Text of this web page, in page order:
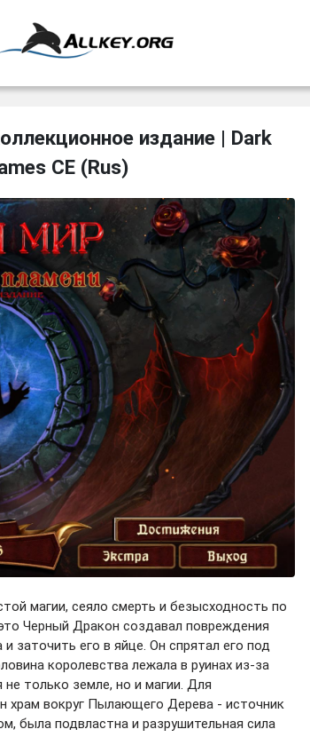
издание | Dark
CE (Rus)
магии, сеяло смерть и безысходность по
Черный Дракон создавал повреждения
заточить его в яйце. Он спрятал его под
королевства лежала в руинах из-за
только земле, но и магии. Для
храм вокруг Пылающего Дерева - источник
была подвластна и разрушительная сила